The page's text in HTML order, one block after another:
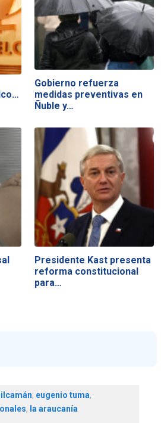
Gobierno refuerza
medidas preventivas en
Ñuble y…
Presidente Kast presenta
reforma constitucional
para…
, eugenio tuma,
, la araucanía